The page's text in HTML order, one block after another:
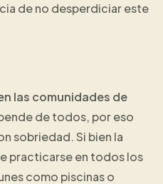
de no desperdiciar este
las comunidades de
de todos, por eso
sobriedad. Si bien la
practicarse en todos los
como piscinas o